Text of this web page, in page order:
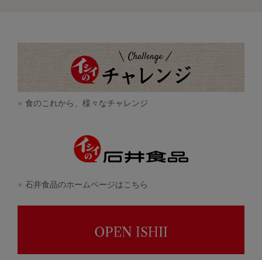
食のこれから、様々なチャレンジ
石井食品のホームページはこちら